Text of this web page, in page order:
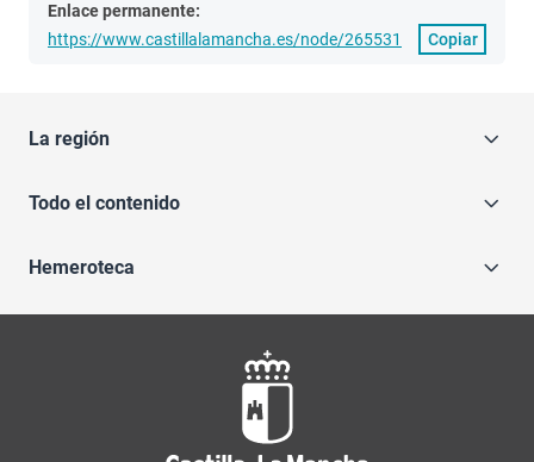
Enlace permanente:
https://www.castillalamancha.es/node/265531
Copiar
La región
Todo el contenido
Hemeroteca